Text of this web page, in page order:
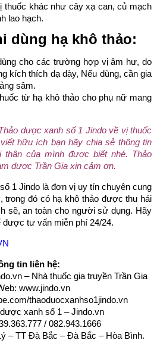
thuốc khác như cây xạ can, củ mạch
lao hạch.
dùng hạ khô thảo:
cho các trường hợp vị âm hư, do
kích thích dạ dày, Nếu dùng, cần gia
sâm.
từ hạ khô thảo cho phụ nữ mang
dược xanh số 1 Jindo về vị thuốc
hữu ích bạn hãy chia sẻ thông tin
của mình được biết nhé. Thảo
dược Trần Gia xin cảm ơn.
1 Jindo là đơn vị uy tín chuyên cung
trong đó có hạ khô thảo được thu hái
sẽ, an toàn cho người sử dụng. Hãy
được tư vấn miễn phí 24/24.
tin liên hệ:
– Nhà thuốc gia truyền Trần Gia
www.jindo.vn
thaoduocxanhso1jindo.vn
xanh số 1 – Jindo.vn
/ 082.943.1666
– TT Đà Bắc – Đà Bắc – Hòa Bình.